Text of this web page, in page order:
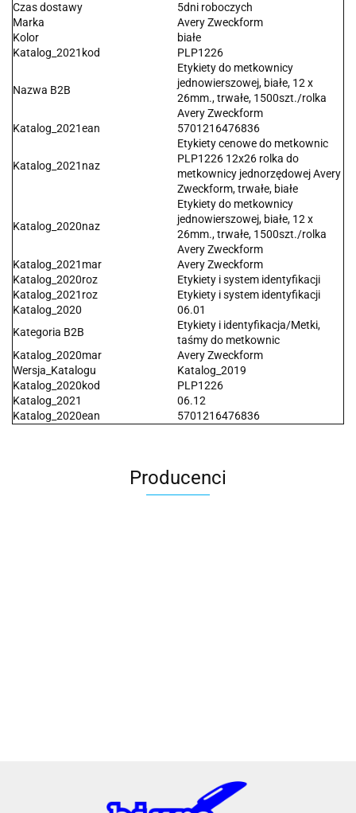
Czas dostawy
5dni roboczych
Marka
Avery Zweckform
Kolor
białe
Katalog_2021kod
PLP1226
Nazwa B2B
Etykiety do metkownicy
jednowierszowej, białe, 12 x
26mm., trwałe, 1500szt./rolka
Avery Zweckform
Katalog_2021ean
5701216476836
Katalog_2021naz
Etykiety cenowe do metkownic
PLP1226 12x26 rolka do
metkownicy jednorzędowej Avery
Zweckform, trwałe, białe
Katalog_2020naz
Etykiety do metkownicy
jednowierszowej, białe, 12 x
26mm., trwałe, 1500szt./rolka
Avery Zweckform
Katalog_2021mar
Avery Zweckform
Katalog_2020roz
Etykiety i system identyfikacji
Katalog_2021roz
Etykiety i system identyfikacji
Katalog_2020
06.01
Kategoria B2B
Etykiety i identyfikacja/Metki,
taśmy do metkownic
Katalog_2020mar
Avery Zweckform
Wersja_Katalogu
Katalog_2019
Katalog_2020kod
PLP1226
Katalog_2021
06.12
Katalog_2020ean
5701216476836
Producenci